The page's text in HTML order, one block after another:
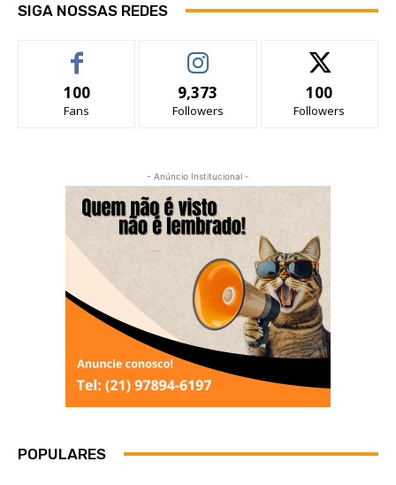
SIGA NOSSAS REDES
100
Fans
9,373
Followers
100
Followers
- Anúncio Institucional -
POPULARES